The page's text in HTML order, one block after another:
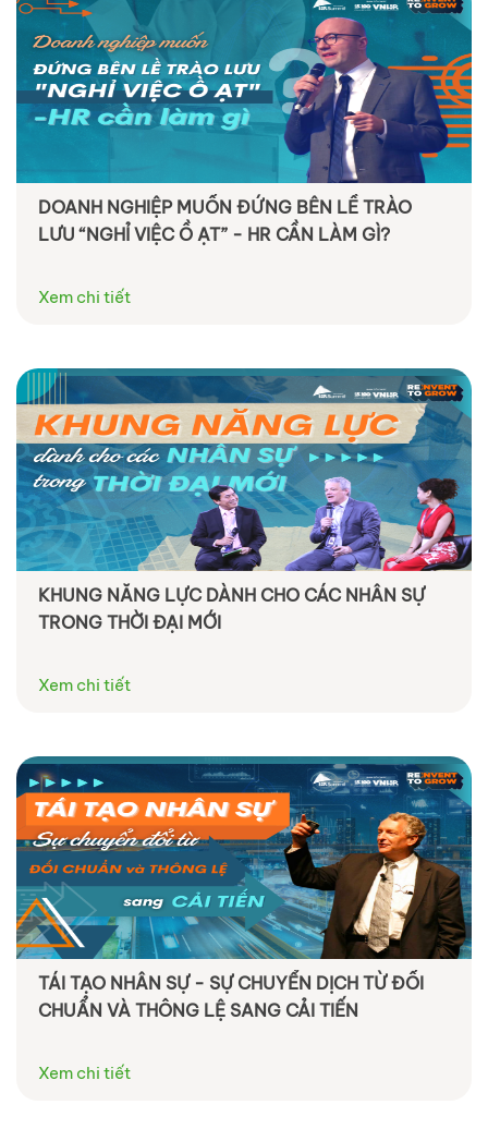
DOANH NGHIỆP MUỐN ĐỨNG BÊN LỀ TRÀO
LƯU “NGHỈ VIỆC Ồ ẠT” - HR CẦN LÀM GÌ?
Xem chi tiết
KHUNG NĂNG LỰC DÀNH CHO CÁC NHÂN SỰ
TRONG THỜI ĐẠI MỚI
Xem chi tiết
TÁI TẠO NHÂN SỰ - SỰ CHUYỂN DỊCH TỪ ĐỐI
CHUẨN VÀ THÔNG LỆ SANG CẢI TIẾN
Xem chi tiết